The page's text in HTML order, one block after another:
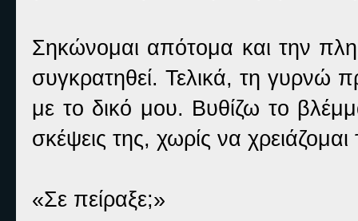
Σηκώνομαι απότομα και την
συγκρατηθεί. Τελικά, τη γυρνώ
με το δικό μου. Βυθίζω το
σκέψεις της, χωρίς να
«Σε πείραξε;»